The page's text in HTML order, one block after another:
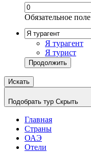
Обязательное поле
Я турагент
Я турист
Продолжить
Искать
Подобрать тур Скрыть
Главная
Страны
ОАЭ
Отели